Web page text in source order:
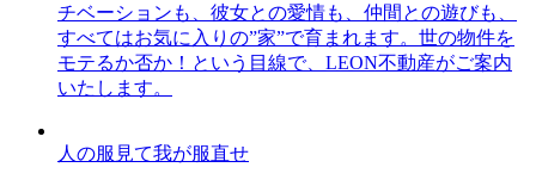
チベーションも、彼女との愛情も、仲間との遊びも、
すべてはお気に入りの”家”で育まれます。世の物件を
モテるか否か！という目線で、LEON不動産がご案内
いたします。
人の服見て我が服直せ